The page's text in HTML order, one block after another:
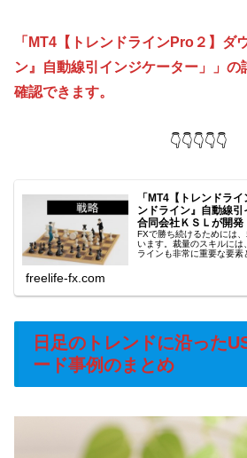
「MT4【トレンドラインPro２】ダ
ン』自動線引インジケーター」」
確認できます。
👇👇👇👇👇
「MT4【トレンドラ
ンドライン』自動線引
合同会社ＫＳＬが開発
FXで勝ち続けるためには
います。裁量のスキルには
ラインも非常に重要な要素
freelife-fx.com
日足のトレンドに沿った
ード事例のまとめ